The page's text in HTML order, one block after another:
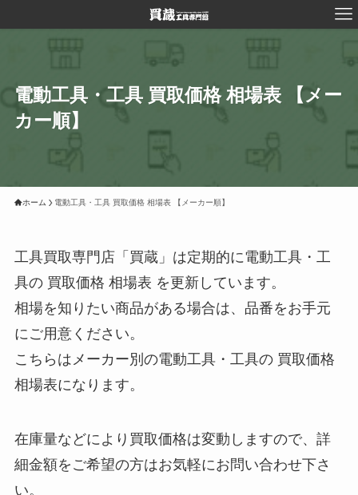
電動工具・工具 買取価格 相場表 【メー
カー順】
ホーム 電動工具・工具 買取価格 相場表 【メーカー順】
工具買取専門店「買蔵」は定期的に電動工具・工
具の 買取価格 相場表 を更新しています。
相場を知りたい商品がある場合は、品番をお手元
にご用意ください。
こちらはメーカー別の電動工具・工具の 買取価格
相場表になります。
在庫量などにより買取価格は変動しますので、詳
細金額をご希望の方はお気軽にお問い合わせ下さ
い。